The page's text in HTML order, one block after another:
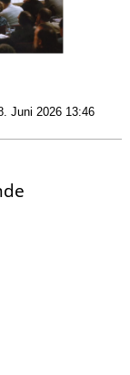
Juni 2026 13:46